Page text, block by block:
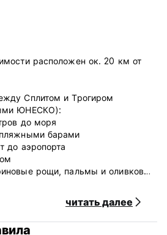
расположен ок. 20 км от
Сплитом и Трогиром
ЮНЕСКО):
до моря
барами
до аэропорта
рощи, пальмы и оливковые
отдыха
время в общем лаундже в саду
очагом (бесплатное
читать далее